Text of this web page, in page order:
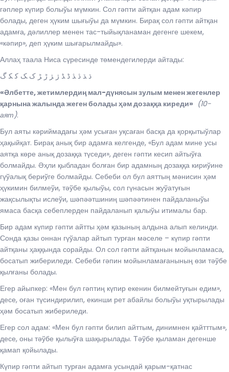
гәплер күпир болыўы мүмкин. Сол гәпти айтқан адам кәпир
болады, деген ҳүким шығыўы да мүмкин. Бирақ сол гәпти айтқан
адамға, дәлиллер менен тас-тыйықланаман дегенге шекем,
«кәпир», деп ҳүким шығарылмайды».
Аллаҳ таала Ниса сүресинде төмендегилерди айтады:
ﮄ ﮅ ﮆ ﮇ ﮈ ﮉ ﮊ ﮋ ﮌ ﮍ ﮎ ﮏ ﮐ ﮑ ﮒ
«Әлбетте, жетимлердиң мал-дүнясын зулым менен жегенлер
қарнына жалында жеген болады ҳәм дозаққа киреди» (10-
аят).
Бул аяты кәриймадағы ҳәм усыған уқсаған басқа да қорқытыўлар
ҳақыйқат. Бирақ анық бир адамға келгенде, «Бул адам мине усы
аятқа көре анық дозаққа түседи», деген гәпти кесип айтыўға
болмайды. Әҳли қыбладан болған бир адамның дозаққа кириўине
гүўалық бериўге болмайды. Себеби ол бул аяттың мәнисин ҳәм
ҳүкимин билмеўи, тәўбе қылыўы, сол гүнасын жуўатуғын
жақсылықты ислеўи, шәпәәтшиниң шәпәәтинен пайдаланыўы
ямаса басқа себеплерден пайдаланып қалыўы итималы бар.
Бир адам күпир гәпти айтты ҳәм қазының алдына алып келинди.
Сонда қазы оннан гүўалар айтып турған мәселе – күпир гәпти
айтқаны ҳаққында сорайды. Ол сол гәпти айтқанын мойынламаса,
босатып жибериледи. Себеби гәпин мойынламағанының өзи тәўбе
қылғаны болады.
Егер айыпкер: «Мен бул гәптиң күпир екенин билмейтуғын едим»,
десе, оған түсиндирилип, екинши рет абайлы болыўы уқтырылады
ҳәм босатып жибериледи.
Егер сол адам: «Мен бул гәпти билип айттым, динимнен қайтттым»,
десе, оны тәўбе қылыўға шақырылады. Тәўбе қыламан дегенше
қамап қойылады.
Күпир гәпти айтып турған адамға усындай қарым-қатнас